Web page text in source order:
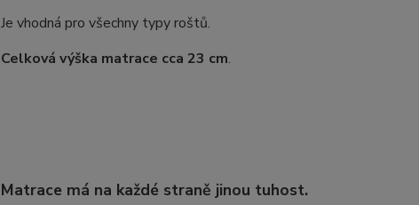
Je vhodná pro všechny typy roštů.
Celková výška matrace cca 23 cm.
Matrace má na každé straně jinou tuhost.